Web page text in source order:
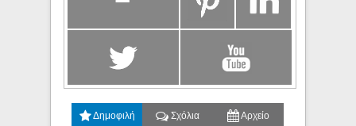
Δημοφιλή Σχόλια Αρχείο